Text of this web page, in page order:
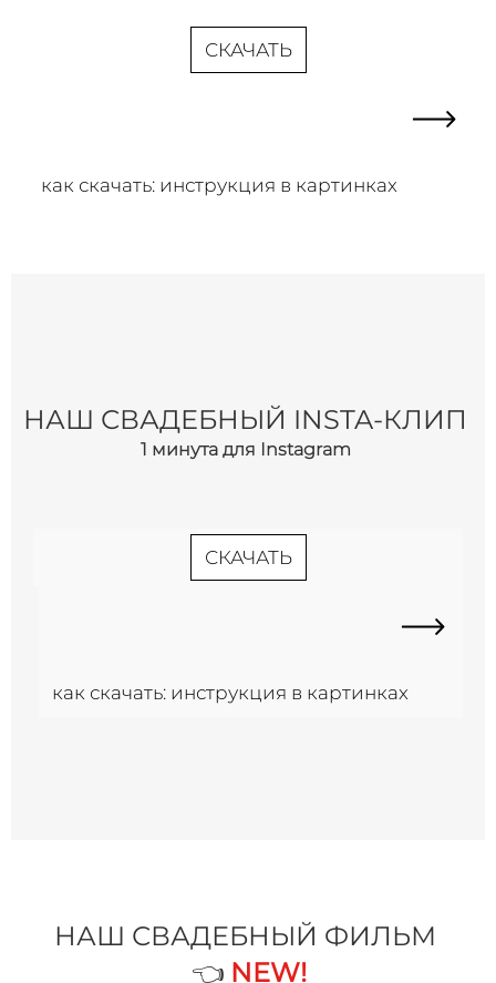
СКАЧАТЬ
как скачать: инструкция в картинках
НАШ СВАДЕБНЫЙ INSTA-КЛИП
1 минута для Instagram
СКАЧАТЬ
как скачать: инструкция в картинках
НАШ СВАДЕБНЫЙ ФИЛЬМ
👈 NEW!